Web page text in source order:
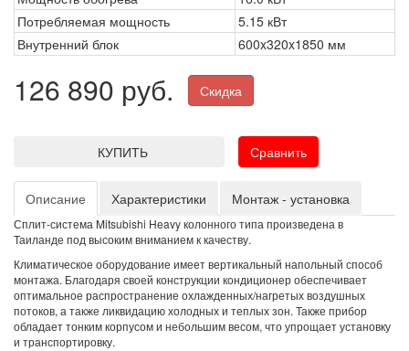
Потребляемая мощность
5.15 кВт
Внутренний блок
600x320x1850 мм
126 890 руб. Скидка
КУПИТЬ Сравнить
Описание Характеристики Монтаж - установка
Сплит-система Mitsubishi Heavy колонного типа произведена в
Таиланде под высоким вниманием к качеству.
Климатическое оборудование имеет вертикальный напольный способ
монтажа. Благодаря своей конструкции кондиционер обеспечивает
оптимальное распространение охлажденных/нагретых воздушных
потоков, а также ликвидацию холодных и теплых зон. Также прибор
обладает тонким корпусом и небольшим весом, что упрощает установку
и транспортировку.